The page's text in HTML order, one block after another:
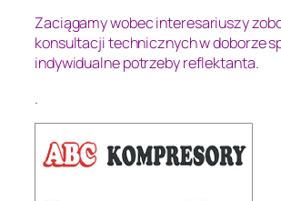
Zaciągamy wobec interesariuszy
konsultacji technicznych w doborze
indywidualne potrzeby reflektanta.
.